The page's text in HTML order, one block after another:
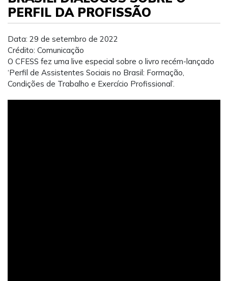
PERFIL DA PROFISSÃO
Data: 29 de setembro de 2022
Crédito: Comunicação
O CFESS fez uma live especial sobre o livro recém-lançado
‘Perfil de Assistentes Sociais no Brasil: Formação,
Condições de Trabalho e Exercício Profissional’.